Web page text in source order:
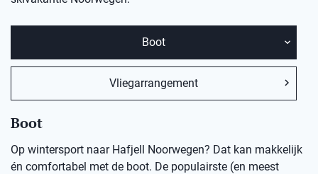
Boot
Vliegarrangement
Boot
Op wintersport naar Hafjell Noorwegen? Dat kan makkelijk
én comfortabel met de boot. De populairste (en meest